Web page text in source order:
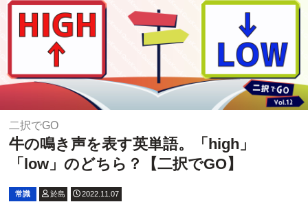
二択でGO
牛の鳴き声を表す英単語。「high」
「low」のどちら？【二択でGO】
常識 於島 2022.11.07